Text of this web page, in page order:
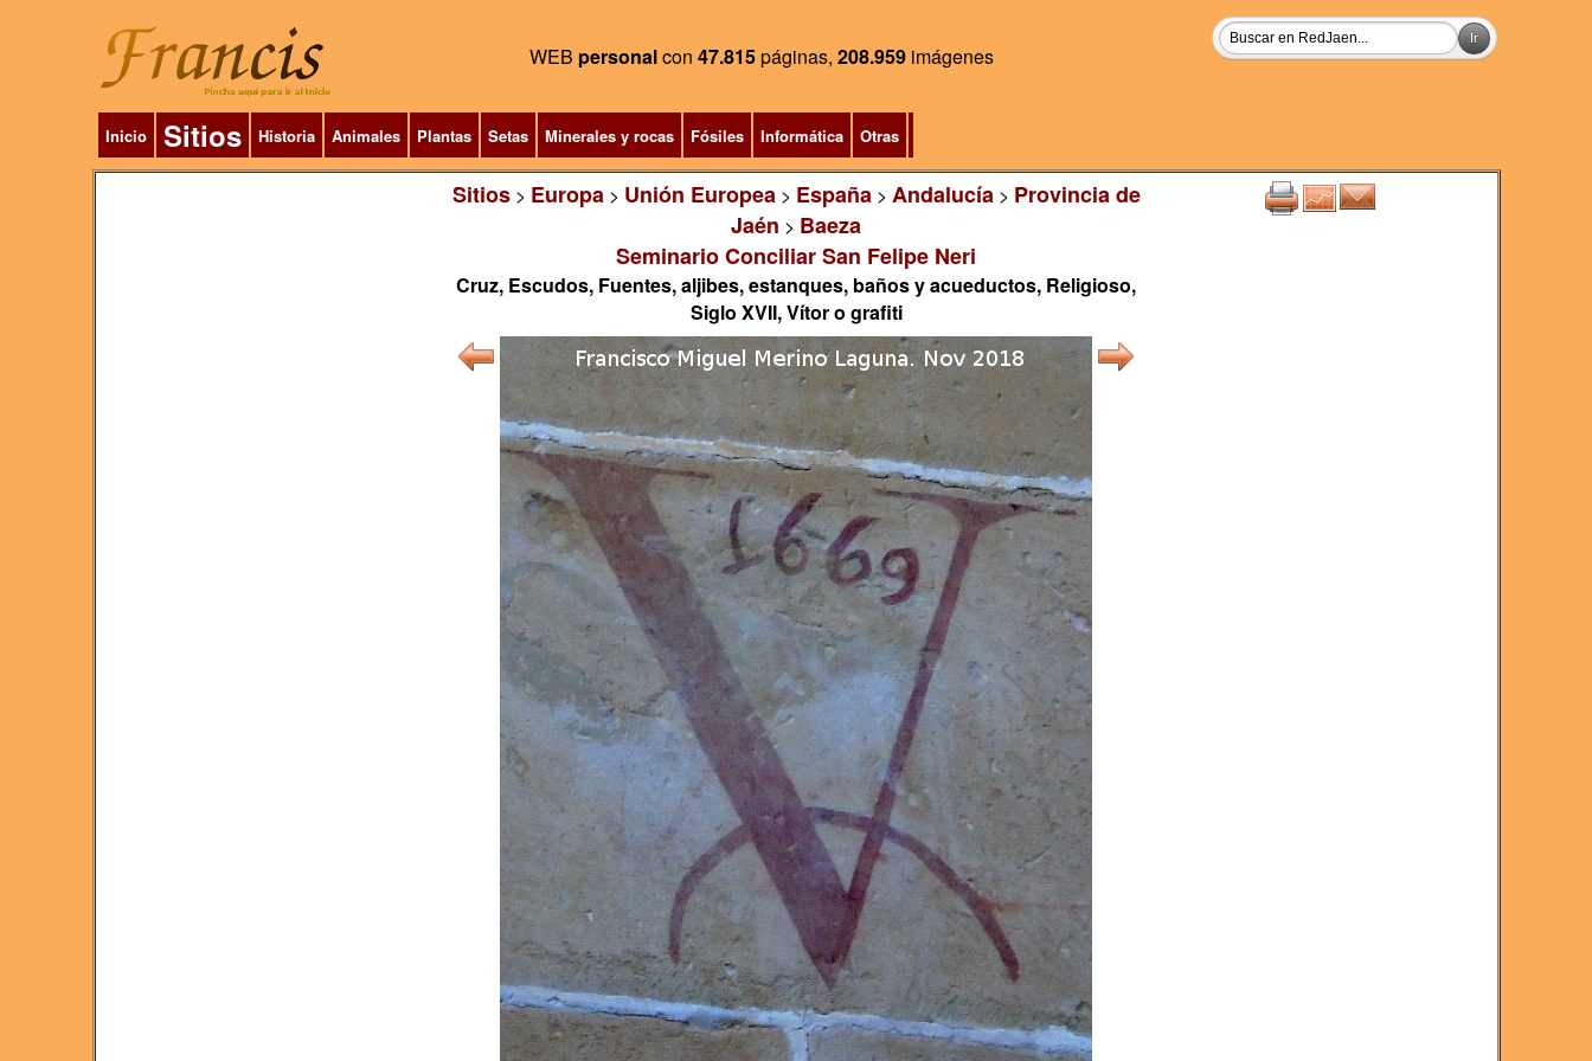
WEB personalcon 47.815páginas, 208.959 imágenes
Inicio Sitios Historia Animales Plantas Setas Minerales y rocas Fósiles Informática Otras
Sitios> Europa> Unión Europea> España> Andalucía> Provincia de
Jaén > Baeza
Seminario Conciliar San Felipe Neri
Cruz, Escudos, Fuentes, aljibes, estanques, baños y acueductos, Religioso,
Siglo XVII, Vítor o grafiti